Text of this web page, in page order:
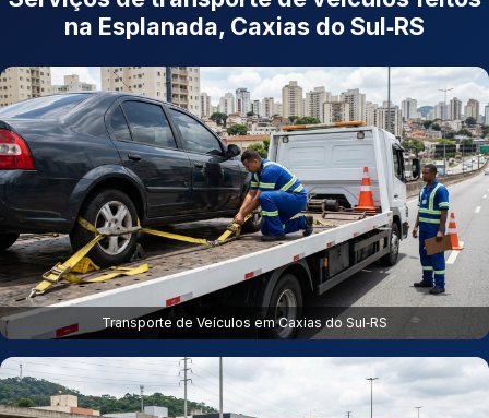
na Esplanada, Caxias do Sul‑RS
Transporte de Veículos em Caxias do Sul‑RS